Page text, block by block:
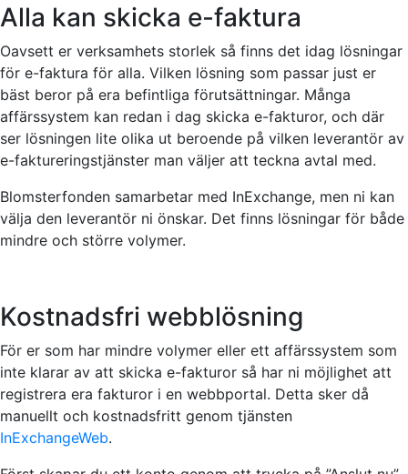
Alla kan skicka e-faktura
Oavsett er verksamhets storlek så finns det idag lösningar
för e-faktura för alla. Vilken lösning som passar just er
bäst beror på era befintliga förutsättningar. Många
affärssystem kan redan i dag skicka e-fakturor, och där
ser lösningen lite olika ut beroende på vilken leverantör av
e-faktureringstjänster man väljer att teckna avtal med.
Blomsterfonden samarbetar med InExchange, men ni kan
välja den leverantör ni önskar. Det finns lösningar för både
mindre och större volymer.
Kostnadsfri webblösning
För er som har mindre volymer eller ett affärssystem som
inte klarar av att skicka e-fakturor så har ni möjlighet att
registrera era fakturor i en webbportal. Detta sker då
manuellt och kostnadsfritt genom tjänsten
InExchangeWeb.